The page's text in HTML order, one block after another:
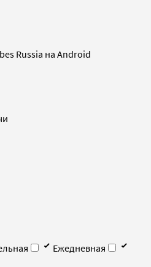
Russia на Android
Ежедневная